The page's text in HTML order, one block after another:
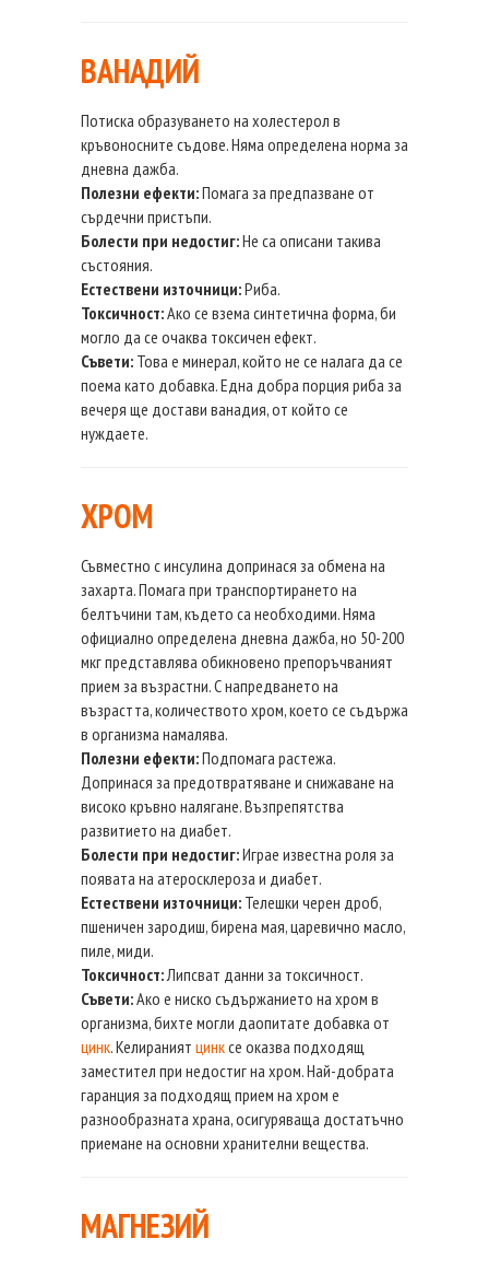
ВАНАДИЙ
Потиска образуването на холестерол в
кръвоносните съдове. Няма определена норма за
дневна дажба.
Полезни ефекти:Помага за предпазване от
сърдечни пристъпи.
Болести при недостиг:Не са описани такива
състояния.
Естествени източници:Риба.
Токсичност:Ако се взема синтетична форма, би
могло да се очаква токсичен ефект.
Съвети: Това е минерал, който не се налага да се
поема като добавка. Една добра порция риба за
вечеря ще достави ванадия, от който се
нуждаете.
ХРОМ
Съвместно с инсулина допринася за обмена на
захарта. Помага при транспортирането на
белтъчини там, където са необходими. Няма
официално определена дневна дажба, но 50-200
мкг представлява обикновено препоръчваният
прием за възрастни. С напредването на
възрастта, количеството хром, което се съдържа
в организма намалява.
Полезни ефекти:Подпомага растежа.
Допринася за предотвратяване и снижаване на
високо кръвно налягане. Възпрепятства
развитието на диабет.
Болести при недостиг:Играе известна роля за
появата на атеросклероза и диабет.
Естествени източници: Телешки черен дроб,
пшеничен зародиш, бирена мая, царевично масло,
пиле, миди.
Токсичност:Липсват данни за токсичност.
Съвети:Ако е ниско съдържанието на хром в
организма, бихте могли даопитате добавка от
цинк. Келираният цинксе оказва подходящ
заместител при недостиг на хром. Най-добрата
гаранция за подходящ прием на хром е
разнообразната храна, осигуряваща достатъчно
приемане на основни хранителни вещества.
МАГНЕЗИЙ